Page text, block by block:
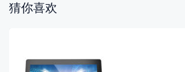
猜你喜欢